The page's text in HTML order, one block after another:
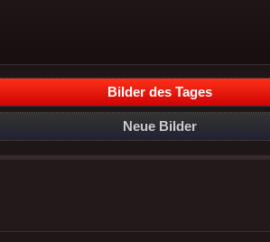
Bilder des Tages
Neue Bilder